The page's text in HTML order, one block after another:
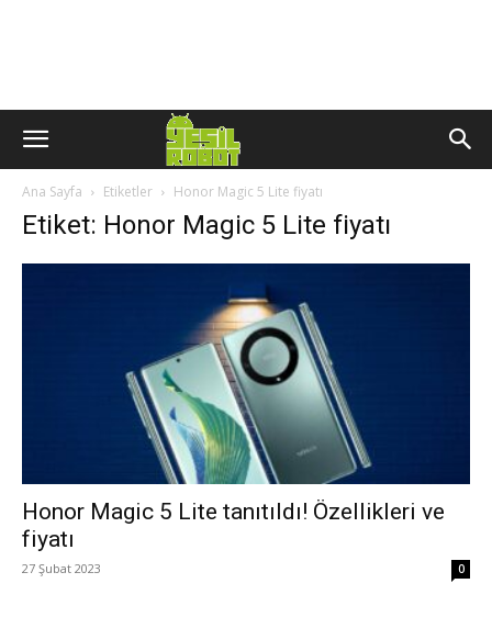
Ana Sayfa Etiketler Honor Magic 5 Lite fiyatı
Etiket: Honor Magic 5 Lite fiyatı
Honor Magic 5 Lite tanıtıldı! Özellikleri ve
fiyatı
27 Şubat 2023 0